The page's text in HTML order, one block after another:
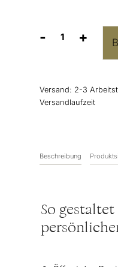
-
Siegelstempel
+
Versand: 2-3
Versandlaufzeit
Beschreibung
So